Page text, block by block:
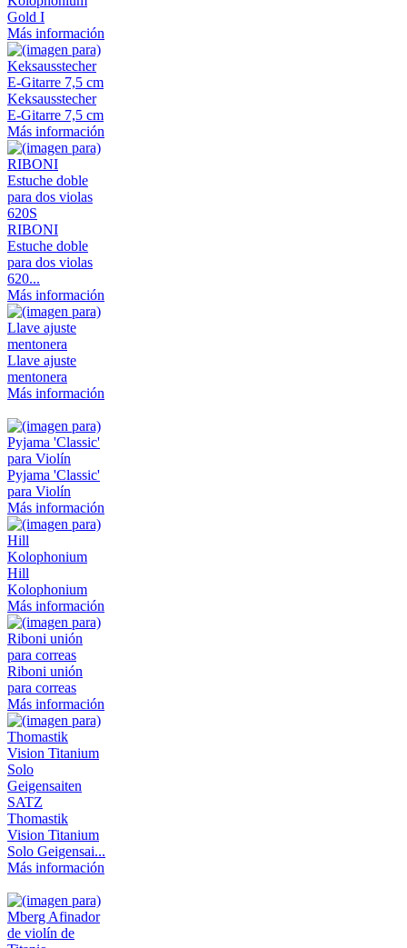
Gold I
Más información
Keksausstecher
E-Gitarre 7,5 cm
Más información
RIBONI
Estuche doble
para dos violas
620...
Más información
Llave ajuste
mentonera
Más información
Pyjama 'Classic'
para Violín
Más información
Hill
Kolophonium
Más información
Riboni unión
para correas
Más información
Thomastik
Vision Titanium
Solo Geigensai...
Más información